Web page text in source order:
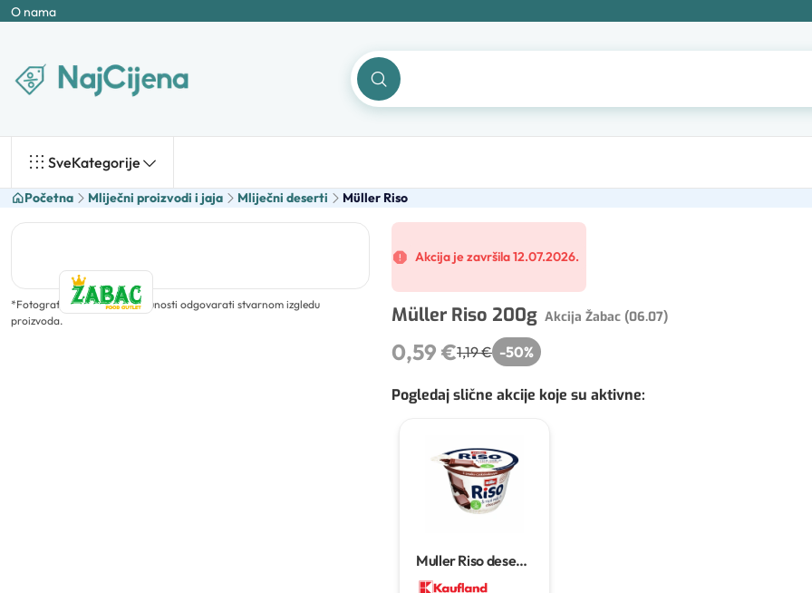
O nama
SveKategorije
Početna Mliječni proizvodi i jaja Mliječni deserti Müller Riso
*Fotografija ne mora u potpunosti odgovarati stvarnom izgledu
proizvoda.
Akcija je završila 12.07.2026.
Müller Riso 200g Akcija Žabac (06.07)
0,59 €1,19 € -50%
Pogledaj slične akcije koje su aktivne:
Muller Riso desert
200 g